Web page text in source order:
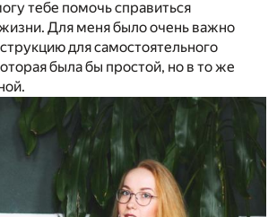
тебе помочь справиться
Для меня было очень важно
для самостоятельного
была бы простой, но в то же